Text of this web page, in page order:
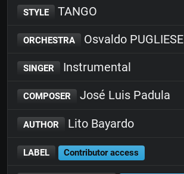
STYLE TANGO
ORCHESTRA Osvaldo PUGLIESE
SINGER Instrumental
COMPOSER José Luis Padula
AUTHOR Lito Bayardo
LABEL Contributor access